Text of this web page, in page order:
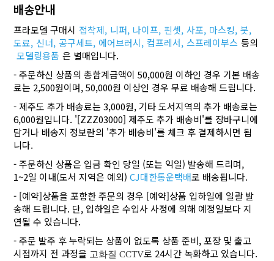
배송안내
프라모델 구매시 접착제, 니퍼, 나이프, 핀셋, 사포, 마스킹, 붓,
도료, 신너, 공구세트, 에어브러시, 컴프레서, 스프레이부스 등의
모델링용품 은 별매입니다.
- 주문하신 상품의 총합계금액이 50,000원 이하인 경우 기본 배송
료는 2,500원이며, 50,000원 이상인 경우 무료 배송해 드립니다.
- 제주도 추가 배송료는 3,000원, 기타 도서지역의 추가 배송료는
6,000원입니다. '[ZZZ03000] 제주도 추가 배송비'를 장바구니에
담거나 배송지 정보란의 '추가 배송비'를 체크 후 결제하시면 됩
니다.
- 주문하신 상품은 입금 확인 당일 (또는 익일) 발송해 드리며,
1~2일 이내(도서 지역은 예외)CJ대한통운택배로 배송됩니다.
- [예약]상품을 포함한 주문의 경우 [예약]상품 입하일에 일괄 발
송해 드립니다. 단, 입하일은 수입사 사정에 의해 예정일보다 지
연될 수 있습니다.
- 주문 발주 후 누락되는 상품이 없도록 상품 준비, 포장 및 출고
시점까지 전 과정을 고화질 CCTV로 24시간 녹화하고 있습니다.